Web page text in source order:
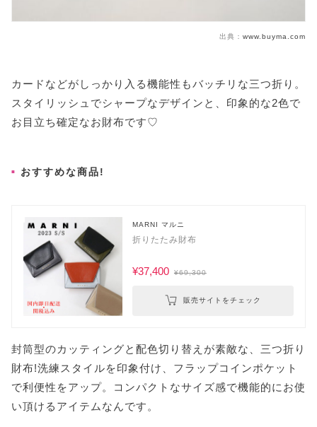
出典： www.buyma.com
カードなどがしっかり入る機能性もバッチリな三つ折り。
スタイリッシュでシャープなデザインと、印象的な2色で
お目立ち確定なお財布です♡
おすすめな商品!
MARNI マルニ
折りたたみ財布
¥37,400 ¥69,300
販売サイトをチェック
封筒型のカッティングと配色切り替えが素敵な、三つ折り
財布!洗練スタイルを印象付け、フラップコインポケット
で利便性をアップ。コンパクトなサイズ感で機能的にお使
い頂けるアイテムなんです。